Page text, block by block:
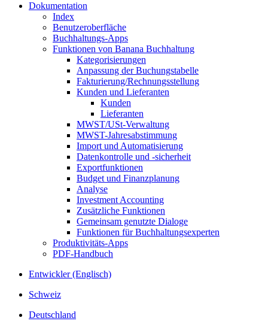
Dokumentation
Index
Benutzeroberfläche
Buchhaltungs-Apps
Funktionen von Banana Buchhaltung
Kategorisierungen
Anpassung der Buchungstabelle
Fakturierung/Rechnungsstellung
Kunden und Lieferanten
Kunden
Lieferanten
MWST/USt-Verwaltung
MWST-Jahresabstimmung
Import und Automatisierung
Datenkontrolle und -sicherheit
Exportfunktionen
Budget und Finanzplanung
Analyse
Investment Accounting
Zusätzliche Funktionen
Gemeinsam genutzte Dialoge
Funktionen für Buchhaltungsexperten
Produktivitäts-Apps
PDF-Handbuch
Entwickler (Englisch)
Schweiz
Deutschland